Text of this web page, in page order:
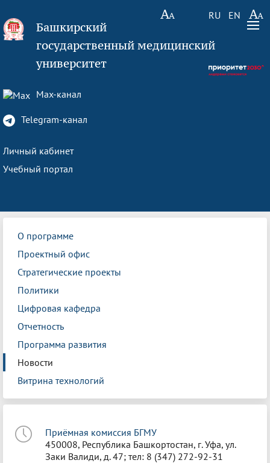
RU EN
Башкирский
государственный медицинский
университет
Max-канал
Telegram-канал
Личный кабинет
Учебный портал
О программе
Проектный офис
Стратегические проекты
Политики
Цифровая кафедра
Отчетность
Программа развития
Новости
Витрина технологий
Приёмная комиссия БГМУ
450008, Республика Башкортостан, г. Уфа, ул.
Заки Валиди, д. 47; тел: 8 (347) 272-92-31